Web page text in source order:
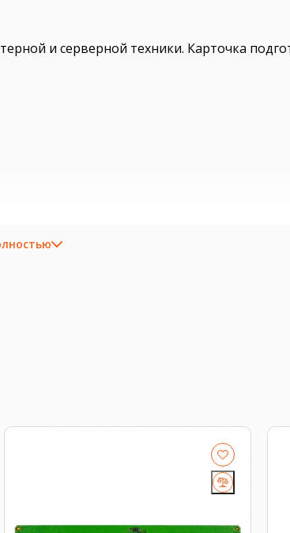
и серверной техники. Карточка
накопитель или серверную корзину